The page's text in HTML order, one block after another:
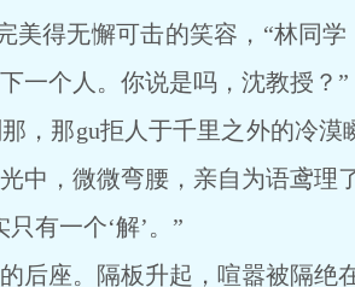
美得无懈可击的笑容，“林同
一个人。你说是吗，沈教授？”
那gu拒人于千里之外的冷漠
中，微微弯腰，亲自为语鸢理
一个‘解’。”
座。隔板升起，喧嚣被隔绝在